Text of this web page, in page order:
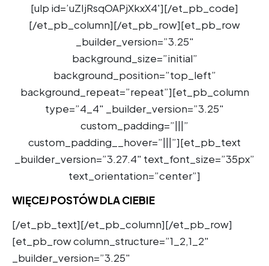
[ulp id=’uZIjRsqOAPjXkxX4′][/et_pb_code]
[/et_pb_column][/et_pb_row][et_pb_row
_builder_version=”3.25″
background_size=”initial”
background_position=”top_left”
background_repeat=”repeat”][et_pb_column
type=”4_4″ _builder_version=”3.25″
custom_padding=”|||”
custom_padding__hover=”|||”][et_pb_text
_builder_version=”3.27.4″ text_font_size=”35px”
text_orientation=”center”]
WIĘCEJ POSTÓW DLA CIEBIE
[/et_pb_text][/et_pb_column][/et_pb_row]
[et_pb_row column_structure=”1_2,1_2″
_builder_version=”3.25″